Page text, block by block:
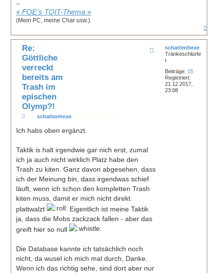
--
«FOE's TQIT-Thema »
(Mein PC, meine Char usw.)
N
a
c
schattenhexe
Tränkeschlürfe
r
Beiträge: 15
Registriert:
21.12.2017,
23:08
Re:
Göttliche
verreckt
bereits am
Trash im
epischen
Olymp?!
a
g
vonschattenhexe 28.02.2025, 13:37
Ich habs oben ergänzt.
Taktik is halt irgendwie gar nich erst, zumal
ich ja auch nicht wirklich Platz habe den
Trash zu kiten. Ganz davon abgesehen, dass
ich der Meinung bin, dass irgendwas schief
läuft, wenn ich schon den kompletten Trash
kiten muss, damit er mich nicht direkt
plattwalzt
Eigentlich ist meine Taktik
ja, dass die Mobs zackzack fallen - aber das
greift hier so null
Die Database kannte ich tatsächlich noch
nicht, da wusel ich mich mal durch, Danke.
Wenn ich das richtig sehe, sind dort aber nur